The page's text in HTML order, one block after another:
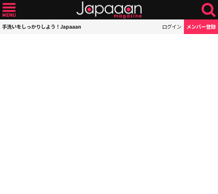
手洗いをしっかりしよう！Japaaan ログイン メンバー登録